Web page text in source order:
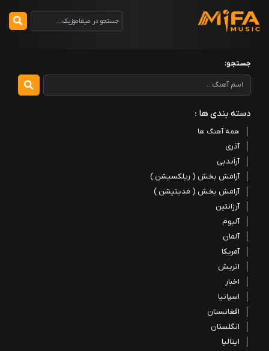
جستجو:
دسته بندی ها :
همه آهنگ ها
آذری
آراَندبی
آرامش بخش ( ریلکسیشن )
آرامش بخش ( مدیتیشن )
آرژانتین
آلبوم
آلمان
آمریکا
اتریش
اخبار
اسپانیا
افغانستان
انگلستان
ایتالیا